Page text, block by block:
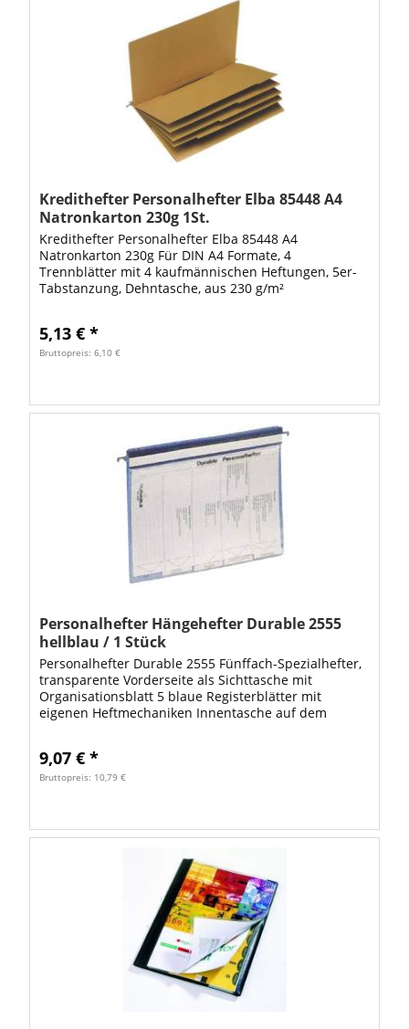
Kredithefter Personalhefter Elba 85448 A4
Natronkarton 230g 1St.
Kredithefter Personalhefter Elba 85448 A4
Natronkarton 230g Für DIN A4 Formate, 4
Trennblätter mit 4 kaufmännischen Heftungen, 5er-
Tabstanzung, Dehntasche, aus 230 g/m²
5,13 € *
Bruttopreis: 6,10 €
Personalhefter Hängehefter Durable 2555
hellblau / 1 Stück
Personalhefter Durable 2555 Fünffach-Spezialhefter,
transparente Vorderseite als Sichttasche mit
Organisationsblatt 5 blaue Registerblätter mit
eigenen Heftmechaniken Innentasche auf dem
9,07 € *
Bruttopreis: 10,79 €